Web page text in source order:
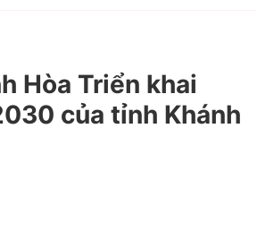
Hòa Triển khai
của tỉnh Khánh